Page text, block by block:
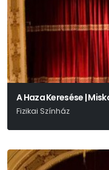
A Haza Keresése |
Fizikai Színház